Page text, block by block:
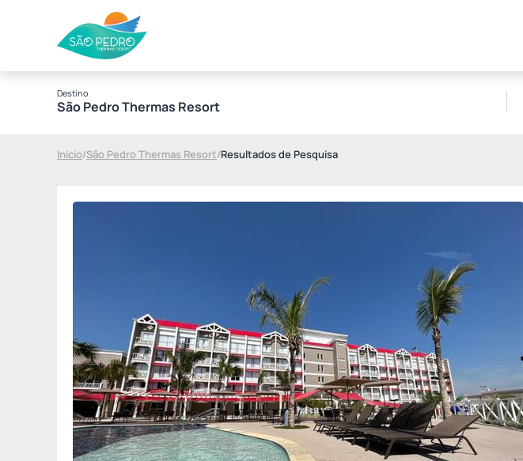
Destino
São Pedro Thermas Resort
Início/São Pedro Thermas Resort/Resultados de Pesquisa